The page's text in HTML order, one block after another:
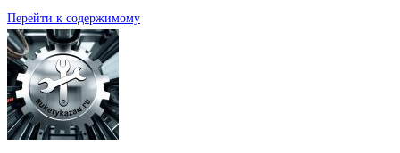
Перейти к содержимому